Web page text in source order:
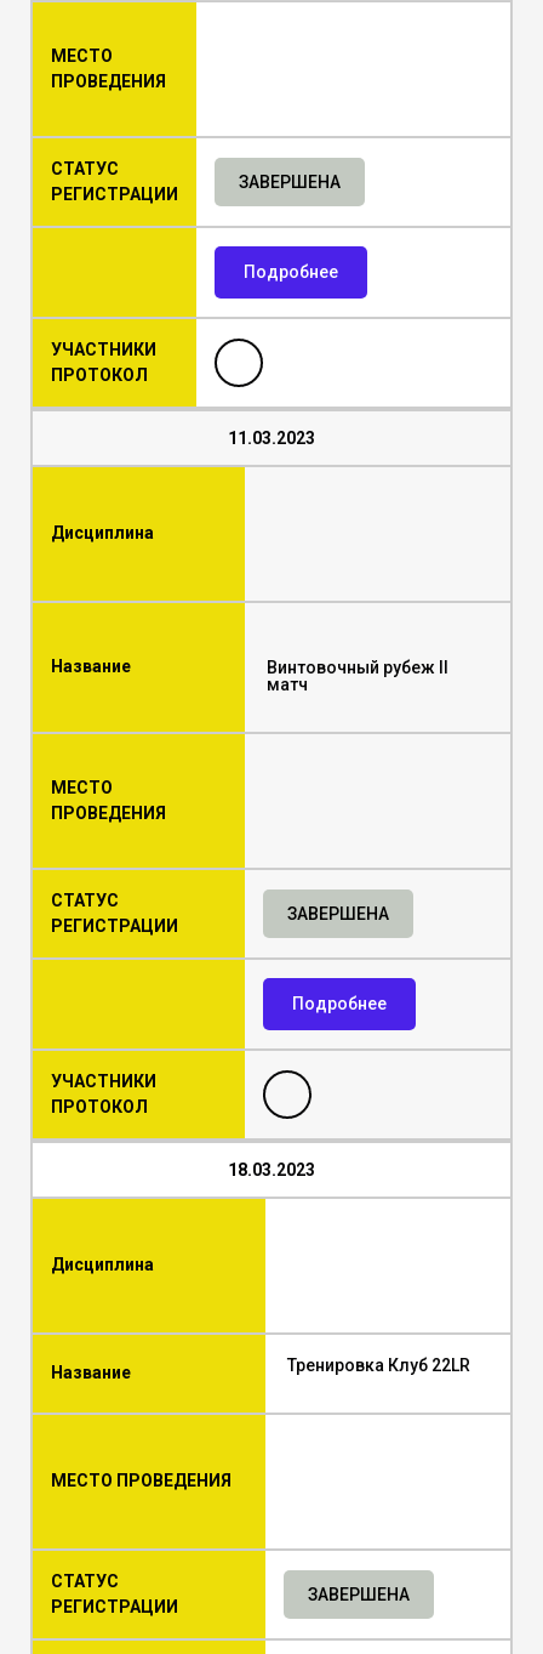
МЕСТО
ПРОВЕДЕНИЯ
СТАТУС
РЕГИСТРАЦИИ
ЗАВЕРШЕНА
Подробнее
УЧАСТНИКИ
ПРОТОКОЛ
11.03.2023
Дисциплина
Название
Винтовочный рубеж II
матч
МЕСТО
ПРОВЕДЕНИЯ
СТАТУС
РЕГИСТРАЦИИ
ЗАВЕРШЕНА
Подробнее
УЧАСТНИКИ
ПРОТОКОЛ
18.03.2023
Дисциплина
Название Тренировка Клуб 22LR
МЕСТО ПРОВЕДЕНИЯ
СТАТУС
РЕГИСТРАЦИИ
ЗАВЕРШЕНА